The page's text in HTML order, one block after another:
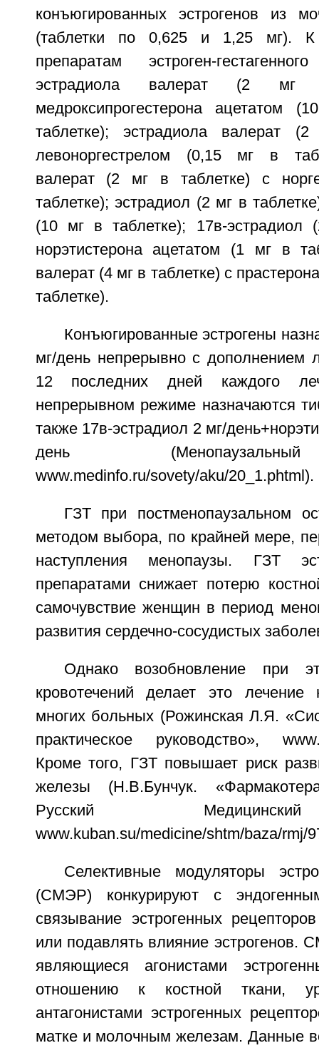
конъюгированных эстрогенов из
(таблетки по 0,625 и 1,25 мг). К
препаратам эстроген-
эстрадиола валерат (2
медроксипрогестерона
таблетке); эстрадиола валерат
левоноргестрелом (0,15 мг в
валерат (2 мг в таблетке) с
таблетке); эстрадиол (2 мг в
(10 мг в таблетке); 17в-эстрадиол
норэтистерона ацетатом (1 мг в
валерат (4 мг в таблетке) с
таблетке).
Конъюгированные эстрогены
мг/день непрерывно с дополнением
12 последних дней каждого
непрерывном режиме назначаются
также 17в-эстрадиол 2 мг/
день
www.medinfo.ru/sovety/aku/20_1.phtml).
ГЗТ при постменопаузальном
методом выбора, по крайней мере,
наступления менопаузы. ГЗТ
препаратами снижает потерю
самочувствие женщин в период
развития сердечно-сосудистых
Однако возобновление при
кровотечений делает это
многих больных (Рожинская Л.Я.
практическое руководство»,
Кроме того, ГЗТ повышает риск
железы (Н.В.Бунчук.
Русский
www.kuban.su/medicine/shtm/baza/rmj/
Селективные модуляторы
(СМЭР) конкурируют с
связывание эстрогенных
или подавлять влияние эстрогенов.
являющиеся агонистами
отношению к костной ткани,
антагонистами эстрогенных
матке и молочным железам. Данные